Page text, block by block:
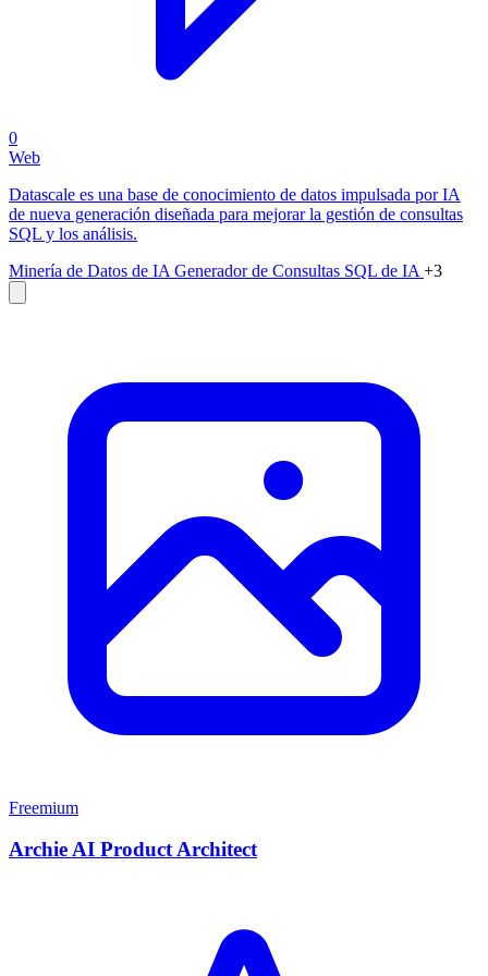
0
Web
Datascale es una base de conocimiento de datos impulsada por IA
de nueva generación diseñada para mejorar la gestión de consultas
SQL y los análisis.
Minería de Datos de IA Generador de Consultas SQL de IA +3
Freemium
Archie AI Product Architect